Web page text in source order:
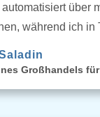
über
während ich in
Großhandels